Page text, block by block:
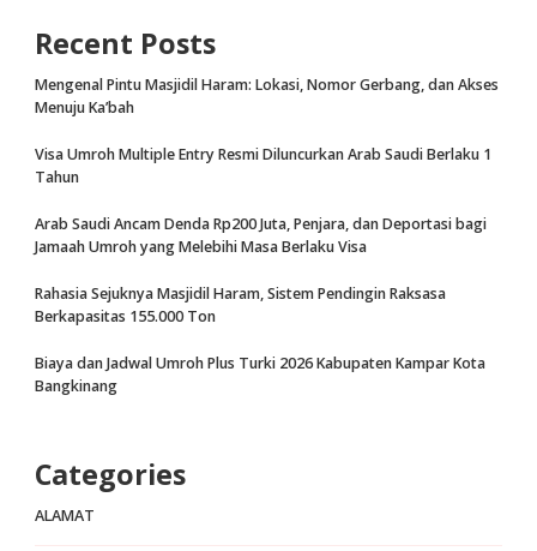
Recent Posts
Mengenal Pintu Masjidil Haram: Lokasi, Nomor Gerbang, dan Akses
Menuju Ka’bah
Visa Umroh Multiple Entry Resmi Diluncurkan Arab Saudi Berlaku 1
Tahun
Arab Saudi Ancam Denda Rp200 Juta, Penjara, dan Deportasi bagi
Jamaah Umroh yang Melebihi Masa Berlaku Visa
Rahasia Sejuknya Masjidil Haram, Sistem Pendingin Raksasa
Berkapasitas 155.000 Ton
Biaya dan Jadwal Umroh Plus Turki 2026 Kabupaten Kampar Kota
Bangkinang
Categories
ALAMAT